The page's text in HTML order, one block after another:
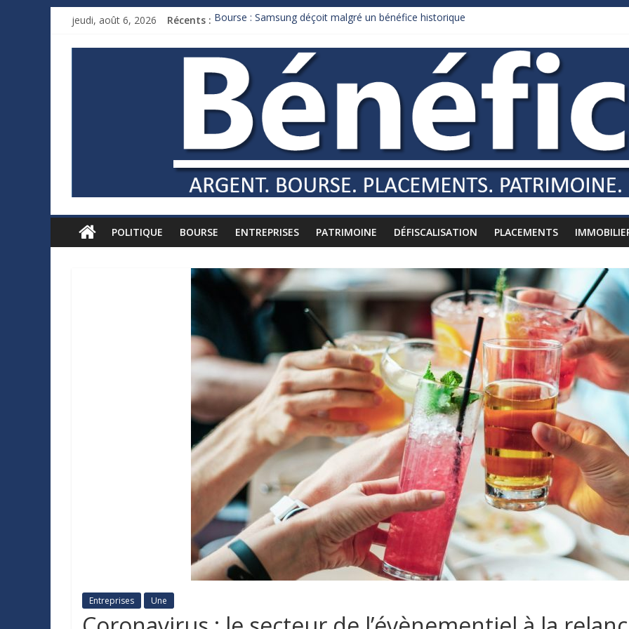
jeudi, août 6, 2026 Récents : Bourse : Samsung déçoit malgré un bénéfice historique
Xavier Niel, le milliardaire qui ne touche presque rien
Ruée des fortunes russes vers l’étranger
France : le logement mis à l’épreuve par la chaleur
POLITIQUE BOURSE ENTREPRISES PATRIMOINE DÉFISCALISATION PLACEMENTS
Entreprises Une